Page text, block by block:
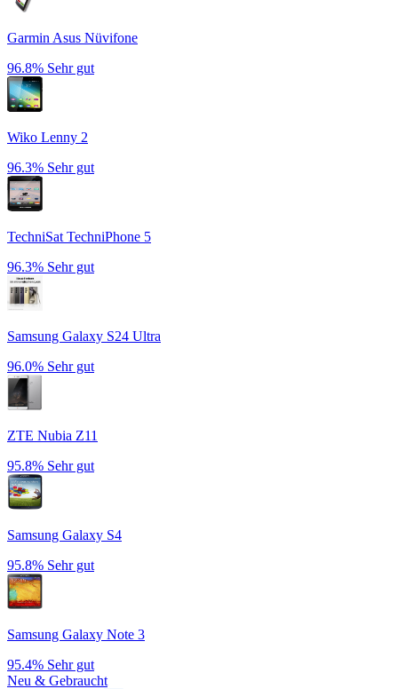
Garmin Asus Nüvifone
96.8% Sehr gut
Wiko Lenny 2
96.3% Sehr gut
TechniSat TechniPhone 5
96.3% Sehr gut
Samsung Galaxy S24 Ultra
96.0% Sehr gut
ZTE Nubia Z11
95.8% Sehr gut
Samsung Galaxy S4
95.8% Sehr gut
Samsung Galaxy Note 3
95.4% Sehr gut
Neu & Gebraucht